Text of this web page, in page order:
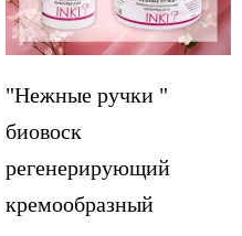
"Нежные ручки "
биовоск
регенерирующий
кремообразный